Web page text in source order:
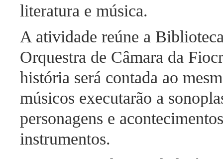
literatura e música.
A atividade reúne a
Orquestra de Câmara da
história será contada ao
músicos executarão a
personagens e
instrumentos.